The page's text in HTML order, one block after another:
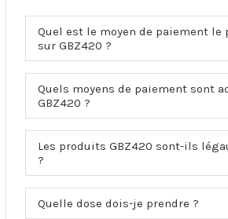
Quel est le moyen de paiement le
sur GBZ420 ?
Quels moyens de paiement sont
GBZ420 ?
Les produits GBZ420 sont-ils
?
Quelle dose dois-je prendre ?